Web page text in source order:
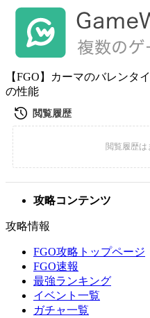
【FGO】カーマのバレンタ
の性能
攻略コンテンツ
攻略情報
FGO攻略トップページ
FGO速報
最強ランキング
イベント一覧
ガチャ一覧